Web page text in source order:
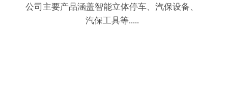
公司主要产品涵盖智能立体停车、汽保设备、
汽保工具等.....